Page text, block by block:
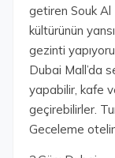
getiren Souk Al
kültürünün
gezinti
Dubai Mall’da
yapabilir, kafe
geçirebilirler.
Geceleme